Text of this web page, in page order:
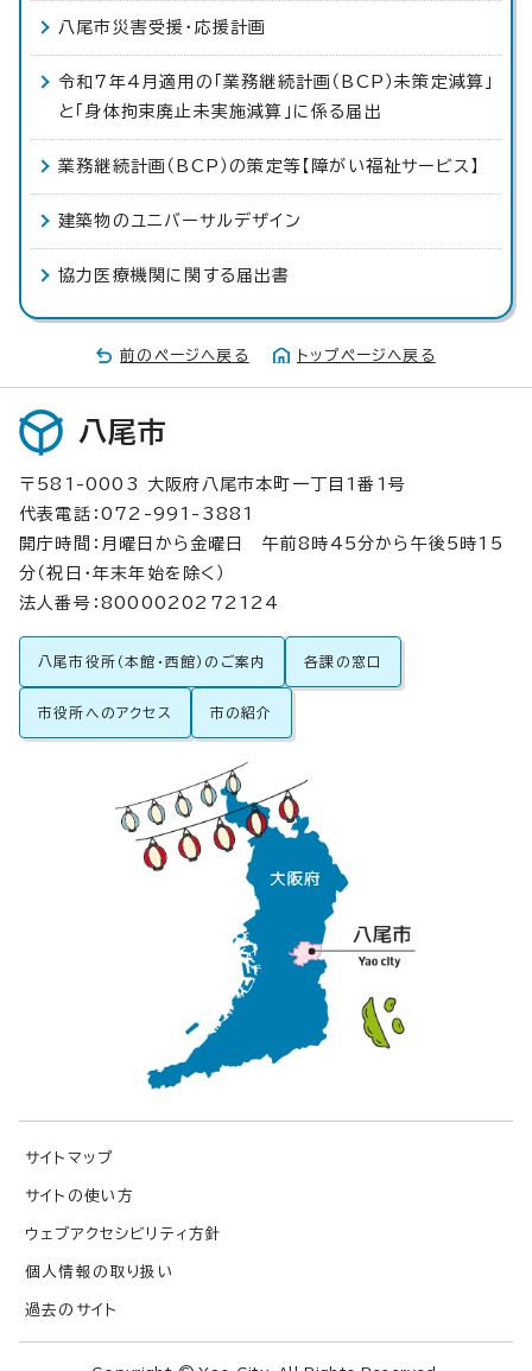
八尾市災害受援・応援計画
令和7年4月適用の「業務継続計画（BCP）未策定減算」
と「身体拘束廃止未実施減算」に係る届出
業務継続計画（BCP）の策定等【障がい福祉サービス】
建築物のユニバーサルデザイン
協力医療機関に関する届出書
前のページへ戻る トップページへ戻る
八尾市
〒581-0003 大阪府八尾市本町一丁目1番1号
代表電話：072-991-3881
開庁時間：月曜日から金曜日 午前8時45分から午後5時15
分（祝日・年末年始を除く）
法人番号：8000020272124
八尾市役所（本館・西館）のご案内 各課の窓口
市役所へのアクセス 市の紹介
サイトマップ
サイトの使い方
ウェブアクセシビリティ方針
個人情報の取り扱い
過去のサイト